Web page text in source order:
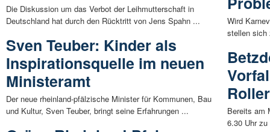
Die Diskussion um das Verbot der Leihmutterschaft in
Deutschland hat durch den Rücktritt von Jens Spahn ...
Sven Teuber: Kinder als
Inspirationsquelle im neuen
Ministeramt
Der neue rheinland-pfälzische Minister für Kommunen, Bau
und Kultur, Sven Teuber, bringt seine Erfahrungen ...
Wird
stellen sich
Bereits am
6.30 Uhr